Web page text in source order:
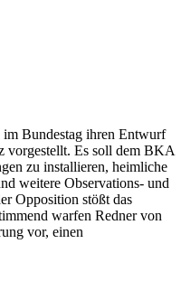
Bundestag ihren Entwurf
vorgestellt. Es soll dem BKA
zu installieren, heimliche
weitere Observations- und
Opposition stößt das
warfen Redner von
vor, einen